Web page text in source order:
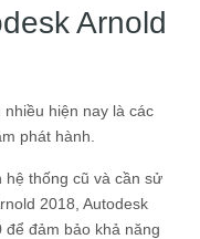
Arnold
hiện nay là các
phát hành.
hệ thống cũ và cần sử
2018, Autodesk
để đảm bảo khả năng